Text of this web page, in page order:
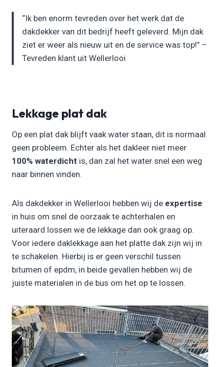
“Ik ben enorm tevreden over het werk dat de
dakdekker van dit bedrijf heeft geleverd. Mijn dak
ziet er weer als nieuw uit en de service was top!” –
Tevreden klant uit Wellerlooi
Lekkage plat dak
Op een plat dak blijft vaak water staan, dit is normaal
geen probleem. Echter als het dakleer niet meer
100% waterdicht is, dan zal het water snel een weg
naar binnen vinden.
Als dakdekker in Wellerlooi hebben wij de expertise
in huis om snel de oorzaak te achterhalen en
uiteraard lossen we de lekkage dan ook graag op.
Voor iedere daklekkage aan het platte dak zijn wij in
te schakelen. Hierbij is er geen verschil tussen
bitumen of epdm, in beide gevallen hebben wij de
juiste materialen in de bus om het op te lossen.